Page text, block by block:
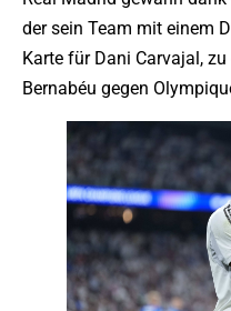
der sein Team mit einem
Karte für Dani Carvajal,
Bernabéu gegen